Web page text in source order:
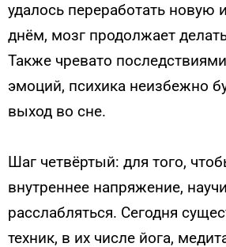
удалось переработать
днём, мозг продолжает
Также чревато
эмоций, психика неизбежно
выход во сне.
Шаг четвёртый: для того,
внутреннее напряжение,
расслабляться. Сегодня
техник, в их числе йога,